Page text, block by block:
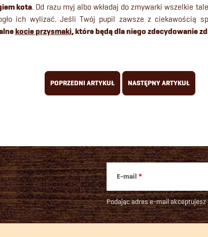
kota. Od razu myj albo wkładaj do zmywarki wszelkie
ich wylizać. Jeśli Twój pupil zawsze z ciekawością
kocie przysmaki, które będą dla niego zdecydowanie
POPRZEDNI ARTYKUŁ NASTĘPNY ARTYKUŁ
E-mail
Podając adres e-mail akceptujesz